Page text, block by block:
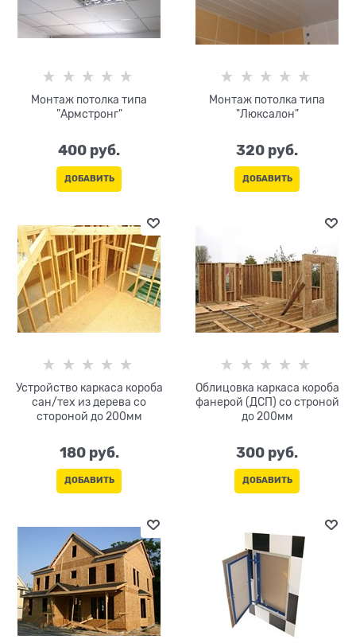
Монтаж потолка типа
"Армстронг"
400 руб.
ДОБАВИТЬ
Монтаж потолка типа
"Люксалон"
320 руб.
ДОБАВИТЬ
Устройство каркаса короба
сан/тех из дерева со
стороной до 200мм
180 руб.
ДОБАВИТЬ
Облицовка каркаса короба
фанерой (ДСП) со строной
до 200мм
300 руб.
ДОБАВИТЬ